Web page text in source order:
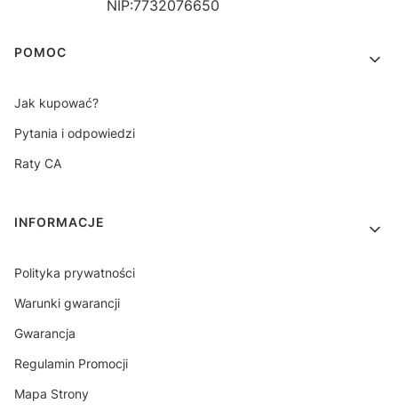
NIP:7732076650
Linki w stopce
POMOC
Jak kupować?
Pytania i odpowiedzi
Raty CA
INFORMACJE
Polityka prywatności
Warunki gwarancji
Gwarancja
Regulamin Promocji
Mapa Strony